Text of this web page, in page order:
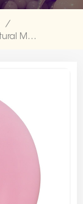
/
Exportador De Globos De Látex Natural Macaron De 5 Pulgadas